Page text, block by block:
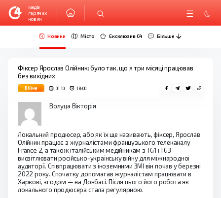
медіа
гарячих
новин
Новини Місто Ексклюзив C4 Більше
Фіксер Ярослав Олійник: було так, що я три місяці працював
без вихідних
Війна 01.10 18:00
Волуца Вікторія
Локальний продюсер, або як їх ще називають, фіксер, Ярослав
Олійник працює з журналістами французького телеканалу
France 2, а також італійським медійникам з TG1 і TG3
висвітлювати російсько-українську війну для міжнародної
аудиторії. Співпрацювати з іноземними ЗМІ він почав у березні
2022 року. Спочатку допомагав журналістам працювати в
Харкові, згодом — на Донбасі. Після цього його робота як
локального продюсера стала регулярною.